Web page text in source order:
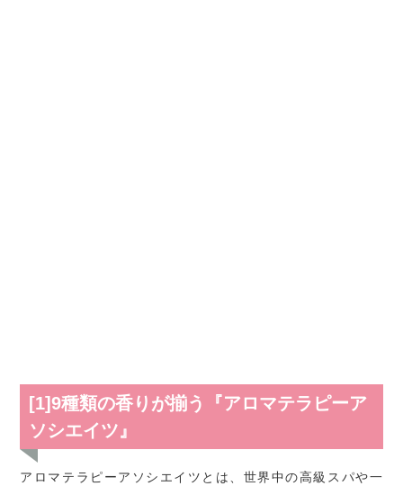
[1]9種類の香りが揃う『アロマテラピーア
ソシエイツ』
アロマテラピーアソシエイツとは、世界中の高級スパや一